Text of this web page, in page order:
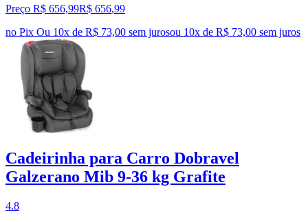
Preço R$ 656,99R$ 656,99
no Pix Ou 10x de R$ 73,00 sem jurosou 10x de R$ 73,00 sem juros
Cadeirinha para Carro Dobravel
Galzerano Mib 9-36 kg Grafite
4.8